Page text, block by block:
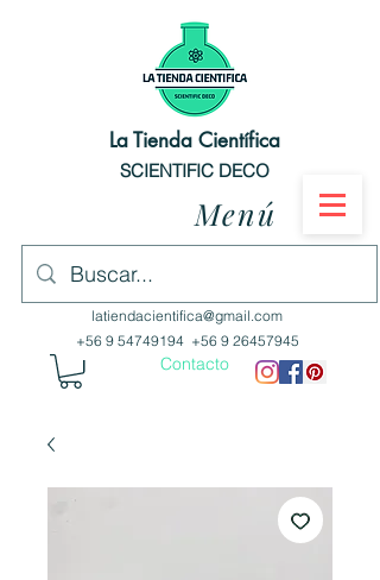
La Tienda Científica
SCIENTIFIC DECO
Menú
latiendacientifica@gmail.com
+56 9 54749194 +56 9 26457945
Contacto